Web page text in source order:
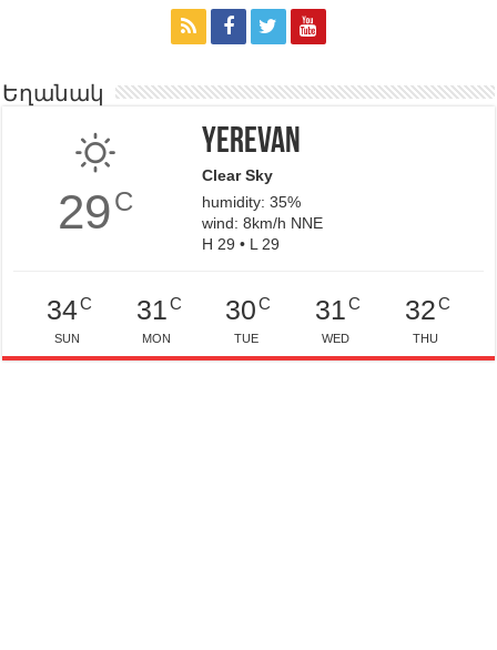
Եղանակ
29C
Yerevan
Clear Sky
humidity: 35%
wind: 8km/h NNE
H 29 • L 29
34C
SUN
31C
MON
30 C
TUE
31C
WED
32C
THU